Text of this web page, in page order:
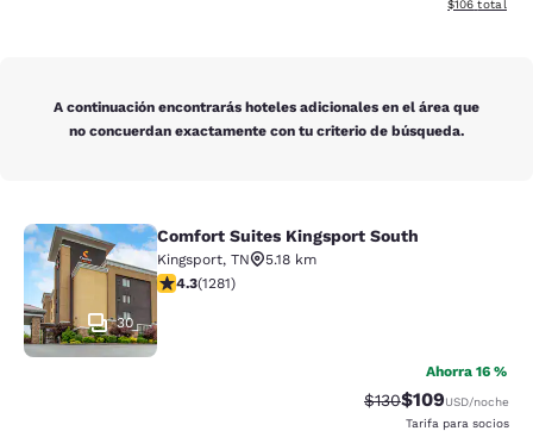
Ver detalles
$106 total
A continuación encontrarás hoteles adicionales en el área que
no concuerdan exactamente con tu criterio de búsqueda.
Comfort Suites Kingsport South
30
Comfort Suites Kingsport South
Kingsport, TN
5.18 km
Calificación de 4.26 estrellas. Excelente. 1281 reseñas
4.3(1281)
Ahorra 16 %
Tarifa tachada:
$130Tarifa reducida:
$109USD/noche
Tarifa para socios